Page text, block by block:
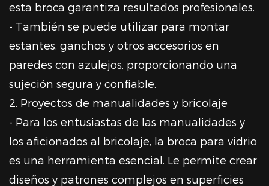
esta broca garantiza resultados profesionales.
- También se puede utilizar para montar
estantes, ganchos y otros accesorios en
paredes con azulejos, proporcionando una
sujeción segura y confiable.
2. Proyectos de manualidades y bricolaje
- Para los entusiastas de las manualidades y
los aficionados al bricolaje, la broca para vidrio
es una herramienta esencial. Le permite crear
diseños y patrones complejos en superficies